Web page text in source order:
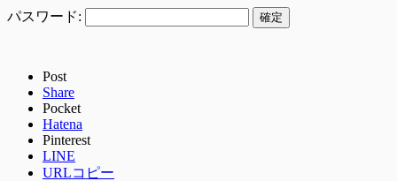
パスワード:
Post
Share
Pocket
Hatena
Pinterest
LINE
URLコピー